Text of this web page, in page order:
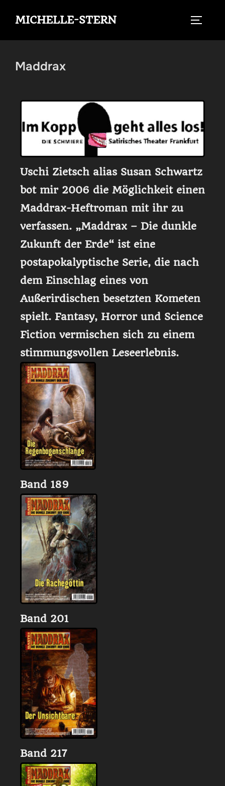
MICHELLE-STERN
Maddrax
Uschi Zietsch alias Susan Schwartz
bot mir 2006 die Möglichkeit einen
Maddrax-Heftroman mit ihr zu
verfassen. „Maddrax – Die dunkle
Zukunft der Erde“ ist eine
postapokalyptische Serie, die nach
dem Einschlag eines von
Außerirdischen besetzten Kometen
spielt. Fantasy, Horror und Science
Fiction vermischen sich zu einem
stimmungsvollen Leseerlebnis.
Band 189
Band 201
Band 217